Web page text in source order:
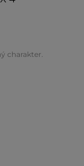
charakter.